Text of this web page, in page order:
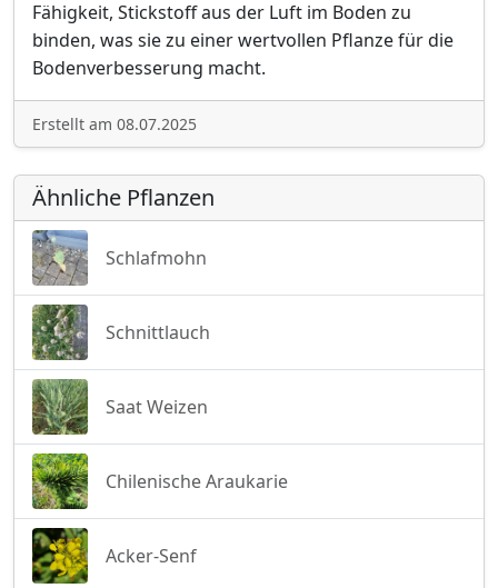
Fähigkeit, Stickstoff aus der Luft im Boden zu
binden, was sie zu einer wertvollen Pflanze für die
Bodenverbesserung macht.
Erstellt am 08.07.2025
Ähnliche Pflanzen
Schlafmohn
Schnittlauch
Saat Weizen
Chilenische Araukarie
Acker-Senf